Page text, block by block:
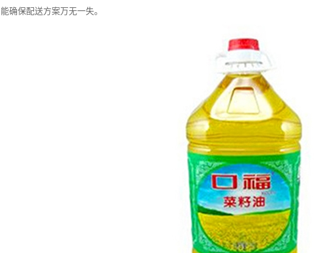
能确保配送方案万无一失。